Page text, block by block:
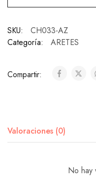
SKU:
CH033-AZ
Categoría:
ARETES
Compartir:
Valoraciones (0)
No hay